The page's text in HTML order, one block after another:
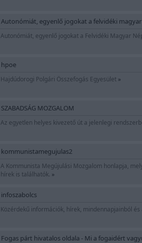
Autonómiát, egyenlő jogokat a felvidéki
Autonómiát, egyenlő jogokat a Felvidéki Magyar
hpoe
Hajdúdorogi Polgári Összefogás Egyesület »
SZABADSÁG MOZGALOM
Az egyetlen helyes kivezető út a jelenlegi
kommunistamegujulas2
A Kommunista Megújulási Mozgalom honlapja,
hírek is találhatók. »
infoszabolcs
Közérdekű információk, hírek, mindennapjainból
Fogas párt hivatalos oldala - Mi a fogaidért